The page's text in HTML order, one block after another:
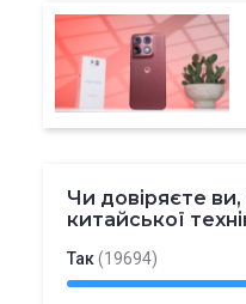
Чи довіряєте
китайської
Так(19694)